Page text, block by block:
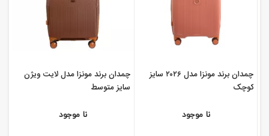
چمدان برند مونزا مدل ۲۰۲۶ سایز
کوچک
نا موجود
چمدان برند مونزا مدل لایت ویژن
سایز متوسط
نا موجود